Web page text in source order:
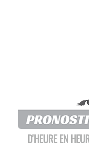
D'HEURE EN